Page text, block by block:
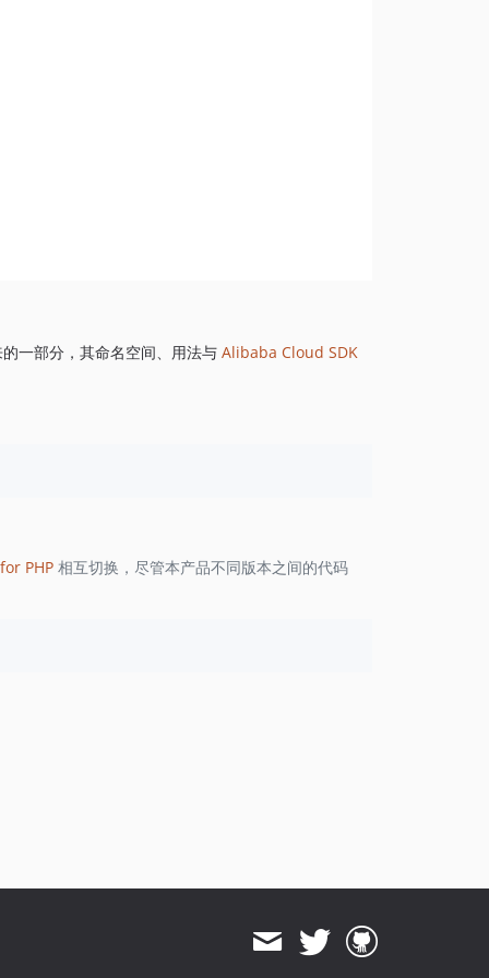
1.8.830
1.8.821
一部分，其命名空间、用法与 Alibaba Cloud SDK
PHP相互切换，尽管本产品不同版本之间的代码